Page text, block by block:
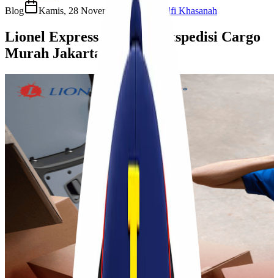
Blog
Kamis, 28 November 2024 Ulfi Khasanah
Lionel Express Jagonya Ekspedisi Cargo
Murah Jakarta Serang